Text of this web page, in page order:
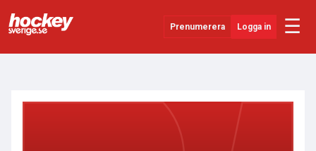
Prenumerera Logga in ☰